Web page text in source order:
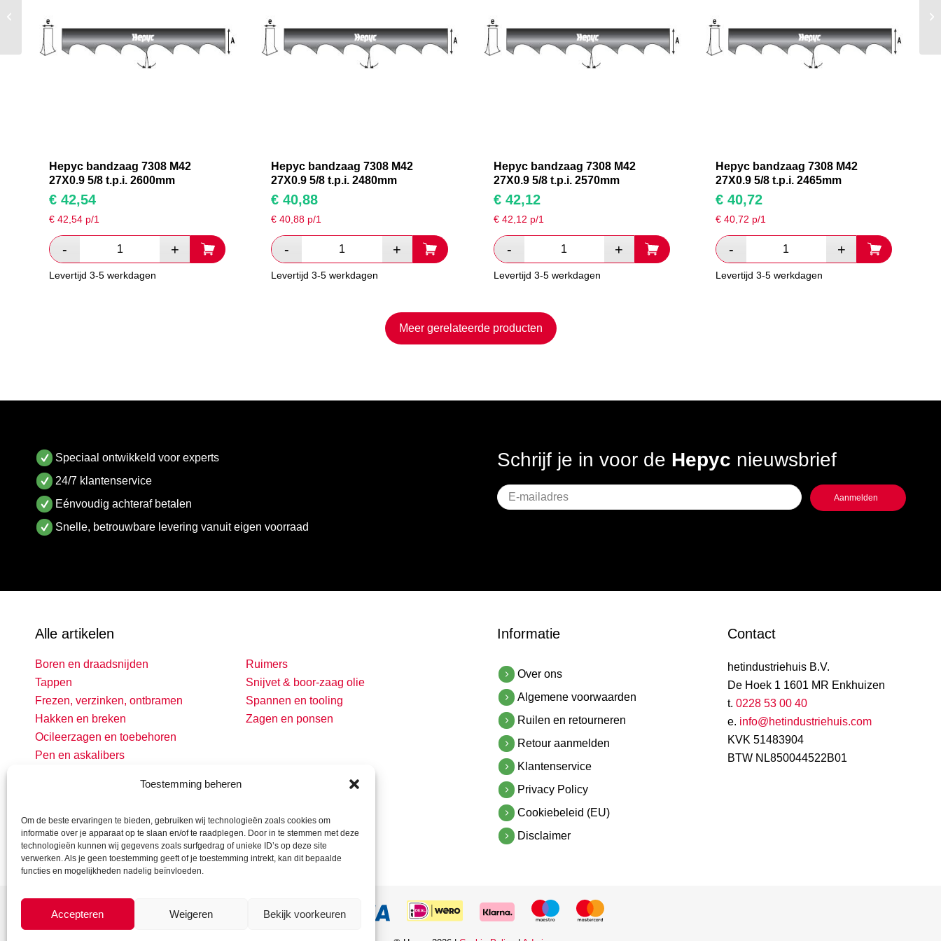
Toestemming beheren
Om de beste ervaringen te bieden, gebruiken wij technologieën zoals cookies om
informatie over je apparaat op te slaan en/of te raadplegen. Door in te stemmen met deze
technologieën kunnen wij gegevens zoals surfgedrag of unieke ID’s op deze site
verwerken. Als je geen toestemming geeft of je toestemming intrekt, kan dit bepaalde
functies en mogelijkheden nadelig beïnvloeden.
Accepteren Weigeren Bekijk voorkeuren
Hepyc bandzaag 7308 M42
27X0.9 5/8 t.p.i. 2600mm
€ 42,54
€ 42,54 p/1
Levertijd 3-5 werkdagen
Hepyc bandzaag 7308 M42
27X0.9 5/8 t.p.i. 2480mm
€ 40,88
€40,88 p/1
Levertijd 3-5 werkdagen
Hepyc bandzaag 7308 M42
27X0.9 5/8 t.p.i. 2570mm
€42,12
€ 42,12 p/1
Levertijd 3-5 werkdagen
Hepyc bandzaag 7308 M42
27X0.9 5/8 t.p.i. 2465mm
€40,72
€ 40,72 p/1
Levertijd 3-5 werkdagen
Meer gerelateerde producten
Speciaal ontwikkeld voor experts
24/7 klantenservice
Eénvoudig achteraf betalen
Snelle, betrouwbare levering vanuit eigen voorraad
Schrijf je in voor de Hepyc nieuwsbrief
Geen
titel
Alle artikelen
Boren en draadsnijden
Tappen
Frezen, verzinken, ontbramen
Hakken en breken
Ocileerzagen en toebehoren
Pen en askalibers
Ruimers
Snijvet & boor-zaag olie
Spannen en tooling
Zagen en ponsen
Informatie
Over ons
Algemene voorwaarden
Ruilen en retourneren
Retour aanmelden
Klantenservice
Privacy Policy
Cookiebeleid (EU)
Disclaimer
Contact
hetindustriehuis B.V.
De Hoek 1 1601 MR Enkhuizen
t. 0228 53 00 40
e. info@hetindustriehuis.com
KVK 51483904
BTW NL850044522B01
3370mm